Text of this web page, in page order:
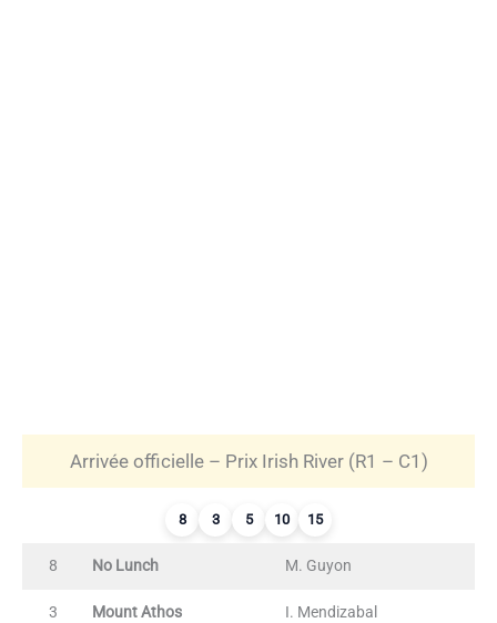
Arrivée officielle – Prix Irish River (R1 – C1)
8 3 5 10 15
8 No Lunch M. Guyon
3 Mount Athos I. Mendizabal